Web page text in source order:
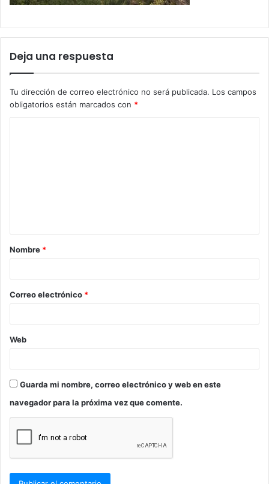
Deja una respuesta
Tu dirección de correo electrónico no será publicada. Los campos
obligatorios están marcados con *
a
r
*
Nombre *
Correo electrónico *
Web
Guarda mi nombre, correo electrónico y web en este
navegador para la próxima vez que comente.